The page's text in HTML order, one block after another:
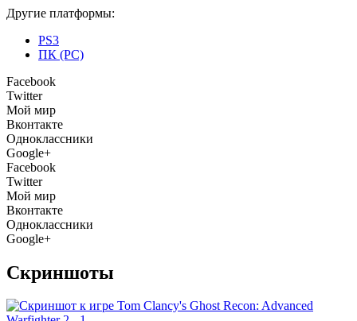
Другие платформы:
PS3
ПК (PC)
Facebook
Twitter
Мой мир
Вконтакте
Одноклассники
Google+
Facebook
Twitter
Мой мир
Вконтакте
Одноклассники
Google+
Скриншоты